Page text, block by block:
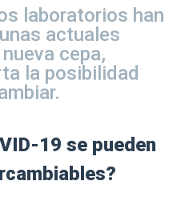
laboratorios han
actuales
cepa,
la posibilidad
19 se pueden